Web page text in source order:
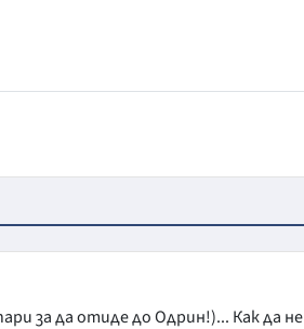
за да отиде до Одрин!)... Как да